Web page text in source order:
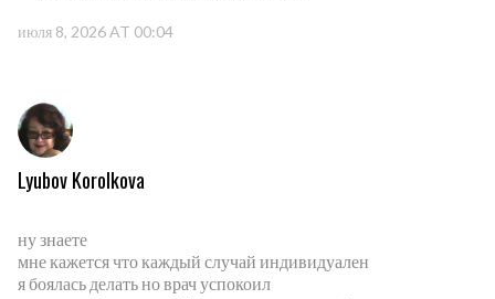
июля 8, 2026 AT 00:04
Lyubov Korolkova
ну знаете
мне кажется что каждый случай индивидуален
я боялась делать но врач успокоил